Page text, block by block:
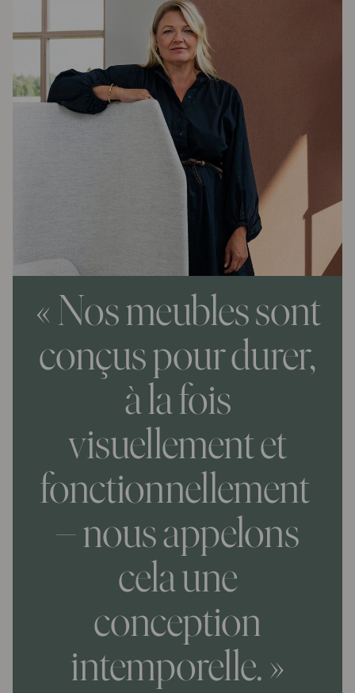
« Nos meubles sont
conçus pour durer,
à la fois
visuellement et
fonctionnellement
– nous appelons
cela une
conception
intemporelle. »